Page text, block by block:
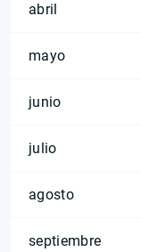
abril
mayo
junio
julio
agosto
septiembre